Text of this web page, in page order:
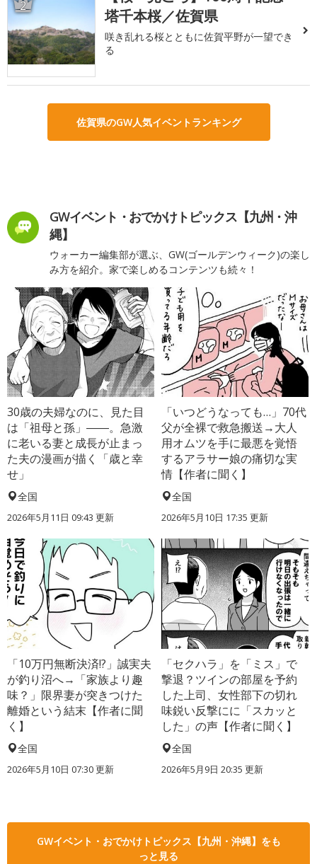
2
塔千本桜／佐賀県
咲き乱れる桜とともに佐賀平野が一望でき
る
佐賀県のGW人気イベントランキング
GWイベント・おでかけトピックス【九州・沖
縄】
ウォーカー編集部が選ぶ、GW(ゴールデンウィーク)の楽し
み方を紹介。家で楽しめるコンテンツも続々！
30歳の夫婦なのに、見た目
は「祖母と孫」――。急激
に老いる妻と成長が止まっ
た夫の漫画が描く「歳と幸
せ」
全国
2026年5月11日 09:43 更新
「いつどうなっても…」70代
父が全裸で救急搬送→大人
用オムツを手に最悪を覚悟
するアラサー娘の痛切な実
情【作者に聞く】
全国
2026年5月10日 17:35 更新
「10万円無断決済!?」誠実夫
が釣り沼へ→「家族より趣
味？」限界妻が突きつけた
離婚という結末【作者に聞
く】
全国
2026年5月10日 07:30 更新
「セクハラ」を「ミス」で
撃退？ツインの部屋を予約
した上司、女性部下の切れ
味鋭い反撃にに「スカッと
した」の声【作者に聞く】
全国
2026年5月9日 20:35 更新
GWイベント・おでかけトピックス【九州・沖縄】をも
っと見る